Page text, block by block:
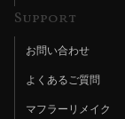
Support
お問い合わせ
よくあるご質問
マフラーリメイク